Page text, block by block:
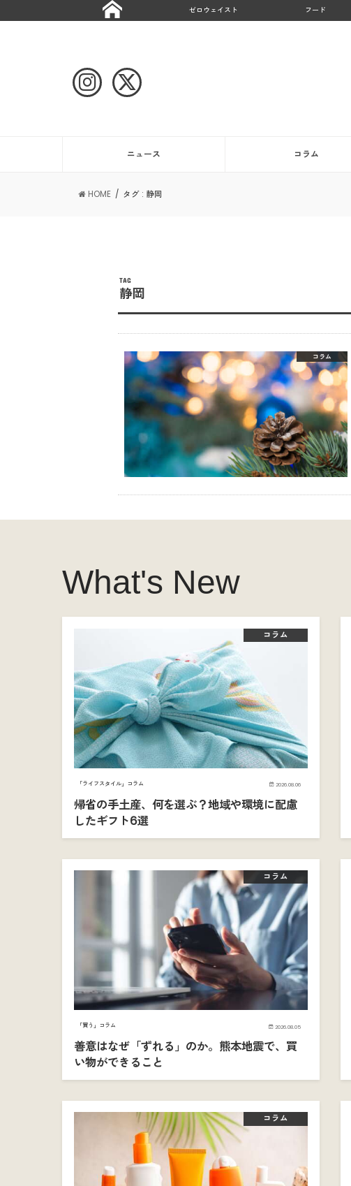
ゼロウェイスト フード
ニュース コラム
HOME タグ : 静岡
TAG
静岡
コラム
What's New
コラム
「ライフスタイル」コラム 2026.08.06
帰省の手土産、何を選ぶ？地域や環境に配慮
したギフト6選
コラム
「買う」コラム 2026.08.05
善意はなぜ「ずれる」のか。熊本地震で、買
い物ができること
コラム